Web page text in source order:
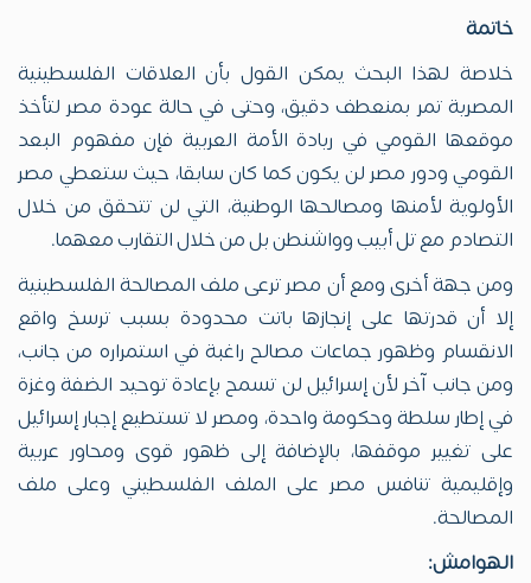
خاتمة
خلاصة لهذا البحث يمكن القول بأن العلاقات الفلسطينية
المصرية تمر بمنعطف دقيق، وحتى في حالة عودة مصر لتأخذ
موقعها القومي في ريادة الأمة العربية فإن مفهوم البعد
القومي ودور مصر لن يكون كما كان سابقا، حيث ستعطي مصر
الأولوية لأمنها ومصالحها الوطنية، التي لن تتحقق من خلال
التصادم مع تل أبيب وواشنطن بل من خلال التقارب معهما.
ومن جهة أخرى ومع أن مصر ترعى ملف المصالحة الفلسطينية
إلا أن قدرتها على إنجازها باتت محدودة بسبب ترسخ واقع
الانقسام وظهور جماعات مصالح راغبة في استمراره من جانب،
ومن جانب آخر لأن إسرائيل لن تسمح بإعادة توحيد الضفة وغزة
في إطار سلطة وحكومة واحدة، ومصر لا تستطيع إجبار إسرائيل
على تغيير موقفها، بالإضافة إلى ظهور قوى ومحاور عربية
وإقليمية تنافس مصر على الملف الفلسطيني وعلى ملف
المصالحة.
الهوامش: